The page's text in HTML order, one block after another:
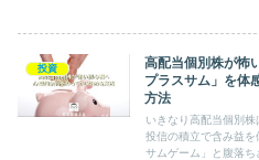
投資
高配当個別株が怖
プラスサム」を体
方法
いきなり高配当個別
投信の積立で含み益
サムゲーム」と腹落ち